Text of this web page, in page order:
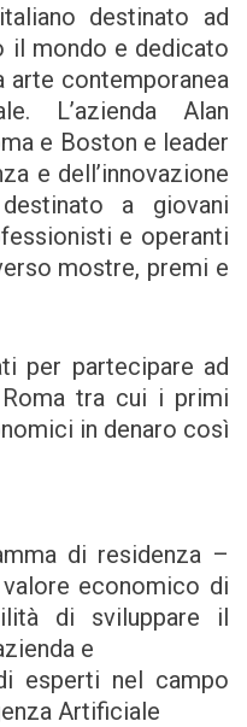
destinato ad
il mondo e dedicato
contemporanea
L’azienda Alan
e Boston e leader
e dell’innovazione
a giovani
e operanti
mostre, premi e
per partecipare ad
Roma tra cui i primi
in denaro così
di residenza –
economico di
di sviluppare il
e
esperti nel campo
Artificiale